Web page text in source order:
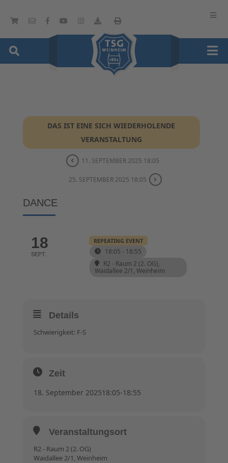
DAS IST EINE SICH WIEDERHOLENDE
VERANSTALTUNG
11. SEPTEMBER 2025 18:05
25. SEPTEMBER 2025 18:05
DANCE
18
SEPT.
REPEATING EVENT
18:05 - 18:55
R2 - Raum 2 (2. OG),
Waidallee 2/1, Weinheim
Details
Schwierigkeit: F-S
Zeit
18. September 202518:05-18:55
Veranstaltungsort
R2 - Raum 2 (2. OG)
Waidallee 2/1, Weinheim